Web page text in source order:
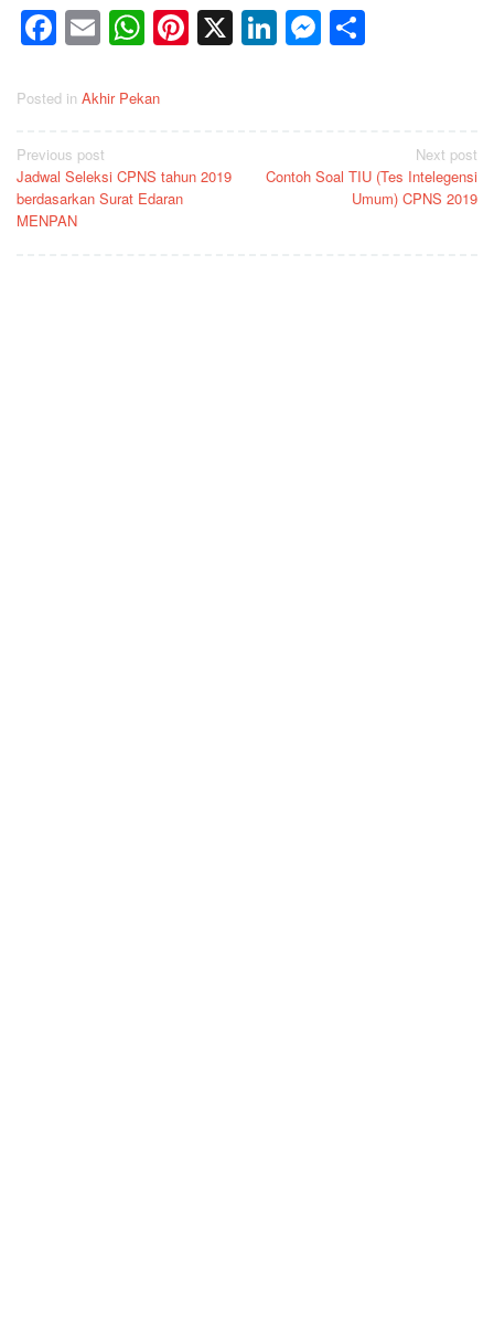
Facebook
EmailWhatsApp
Pinterest
X LinkedIn
Posted in Akhir Pekan
Post
navigation
Previous post
Jadwal Seleksi CPNS tahun 2019
berdasarkan Surat Edaran
MENPAN
Next post
Contoh Soal TIU (Tes Intelegensi
Umum) CPNS 2019